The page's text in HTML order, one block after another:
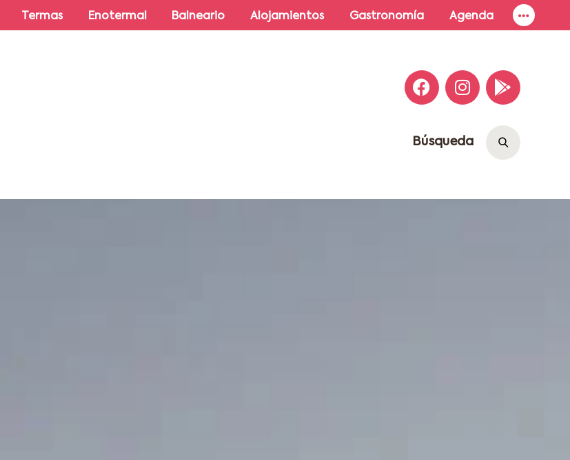
Termas Enotermal Balneario Alojamientos Gastronomía Agenda
Búsqueda